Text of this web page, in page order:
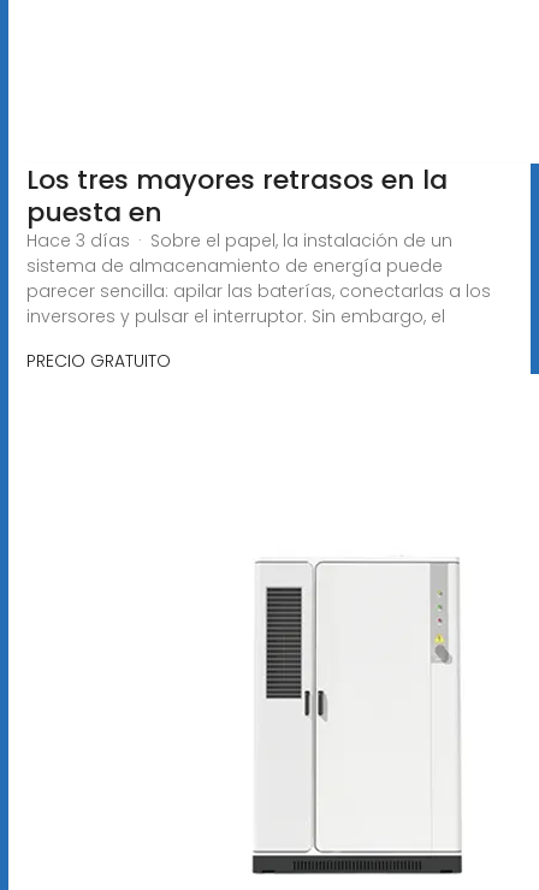
Los tres mayores retrasos en la
puesta en
Hace 3 días · Sobre el papel, la instalación de un
sistema de almacenamiento de energía puede
parecer sencilla: apilar las baterías, conectarlas a los
inversores y pulsar el interruptor. Sin embargo, el
PRECIO GRATUITO